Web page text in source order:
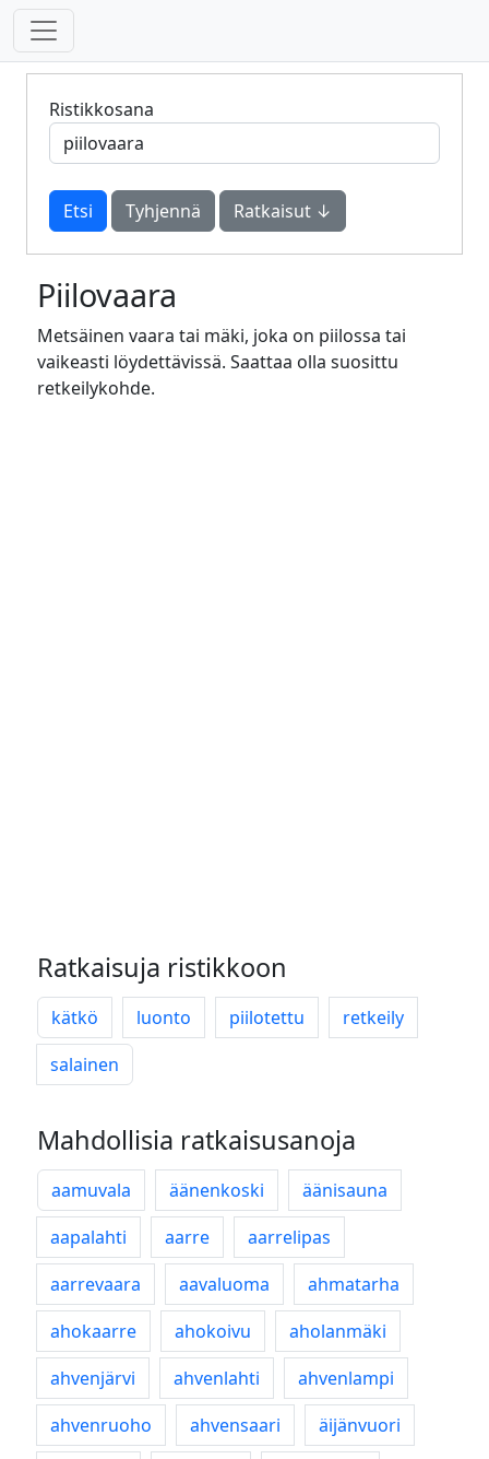
Ristikkosana
Tyhjennä Ratkaisut ↓
Piilovaara
Metsäinen vaara tai mäki, joka on piilossa tai
vaikeasti löydettävissä. Saattaa olla suosittu
retkeilykohde.
Ratkaisuja ristikkoon
kätkö luonto piilotettu
retkeily
salainen
Mahdollisia ratkaisusanoja
aamuvala äänenkoski
äänisauna
aapalahti
aarre
aarrelipas
aarrevaara
aavaluoma
ahmatarha
ahokaarre
ahokoivu
aholanmäki
ahvenjärvi
ahvenlahti
ahvenlampi
ahvenruoho
ahvensaari
äijänvuori